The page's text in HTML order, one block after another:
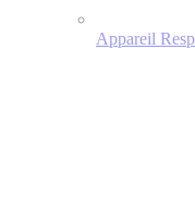
Appareil